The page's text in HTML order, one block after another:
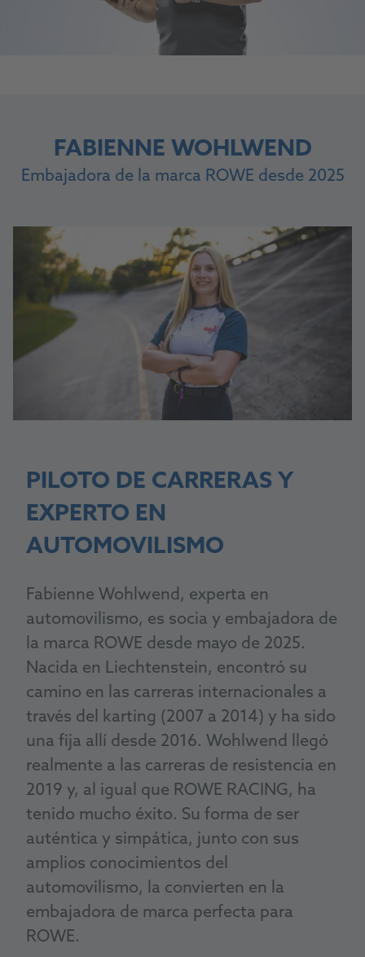
FABIENNE WOHLWEND
Embajadora de la marca ROWE desde 2025
PILOTO DE CARRERAS Y
EXPERTO EN
AUTOMOVILISMO
Fabienne Wohlwend, experta en
automovilismo, es socia y embajadora de
la marca ROWE desde mayo de 2025.
Nacida en Liechtenstein, encontró su
camino en las carreras internacionales a
través del karting (2007 a 2014) y ha sido
una fija allí desde 2016. Wohlwend llegó
realmente a las carreras de resistencia en
2019 y, al igual que ROWE RACING, ha
tenido mucho éxito. Su forma de ser
auténtica y simpática, junto con sus
amplios conocimientos del
automovilismo, la convierten en la
embajadora de marca perfecta para
ROWE.